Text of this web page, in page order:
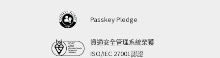
Passkey Pledge
資通安全管理系統榮獲
ISO/IEC 27001認證